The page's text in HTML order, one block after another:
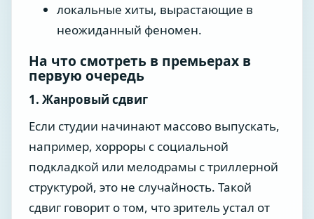
локальные хиты, вырастающие в
неожиданный феномен.
На что смотреть в премьерах в
первую очередь
1. Жанровый сдвиг
Если студии начинают массово выпускать,
например, хорроры с социальной
подкладкой или мелодрамы с триллерной
структурой, это не случайность. Такой
сдвиг говорит о том, что зритель устал от